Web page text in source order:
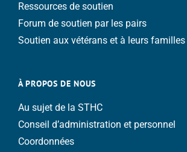
Ressources de soutien
Forum de soutien par les pairs
Soutien aux vétérans et à leurs familles
À PROPOS DE NOUS
Au sujet de la STHC
Conseil d’administration et personnel
Coordonnées